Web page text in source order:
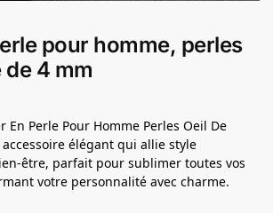
pour homme, perles
de 4 mm
En Perle Pour Homme Perles Oeil De
élégant qui allie style
être, parfait pour sublimer toutes vos
votre personnalité avec charme.